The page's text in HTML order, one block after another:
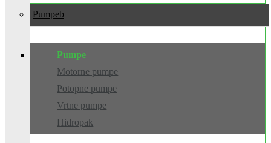
Pumpe
Pumpe
Motorne pumpe
Potopne pumpe
Vrtne pumpe
Hidropak